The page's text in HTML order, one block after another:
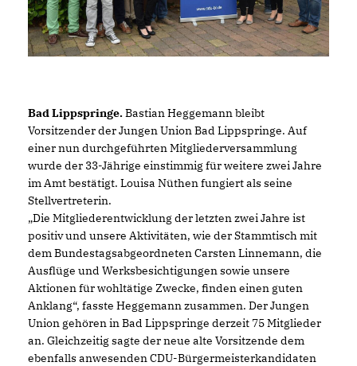
Bad Lippspringe. Bastian Heggemann bleibt
Vorsitzender der Jungen Union Bad Lippspringe. Auf
einer nun durchgeführten Mitgliederversammlung
wurde der 33-Jährige einstimmig für weitere zwei Jahre
im Amt bestätigt. Louisa Nüthen fungiert als seine
Stellvertreterin.
Die Mitgliederentwicklung der letzten zwei Jahre ist
positiv und unsere Aktivitäten, wie der Stammtisch mit
dem Bundestagsabgeordneten Carsten Linnemann, die
Ausflüge und Werksbesichtigungen sowie unsere
Aktionen für wohltätige Zwecke, finden einen guten
Anklang“, fasste Heggemann zusammen. Der Jungen
Union gehören in Bad Lippspringe derzeit 75 Mitglieder
an. Gleichzeitig sagte der neue alte Vorsitzende dem
ebenfalls anwesenden CDU-Bürgermeisterkandidaten